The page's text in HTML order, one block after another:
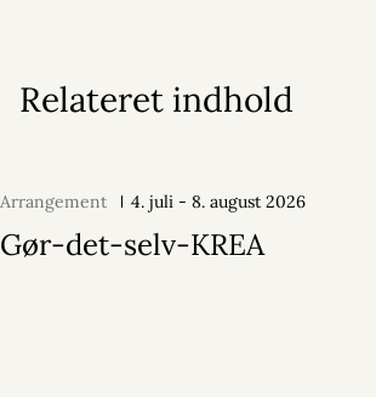
Relateret indhold
Arrangement 4. juli - 8. august 2026
Gør-det-selv-KREA